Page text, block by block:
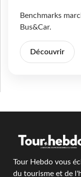
Benchmarks
Bus&Car.
Découvrir
Tour Hebdo vous
du tourisme et de